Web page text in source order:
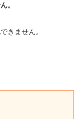
。
きません。